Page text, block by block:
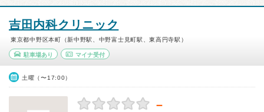
吉田内科クリニック
東京都中野区本町（新中野駅、中野富士見町駅、東高円寺駅）
駐車場あり マイナ受付
土曜（〜17:00）
－